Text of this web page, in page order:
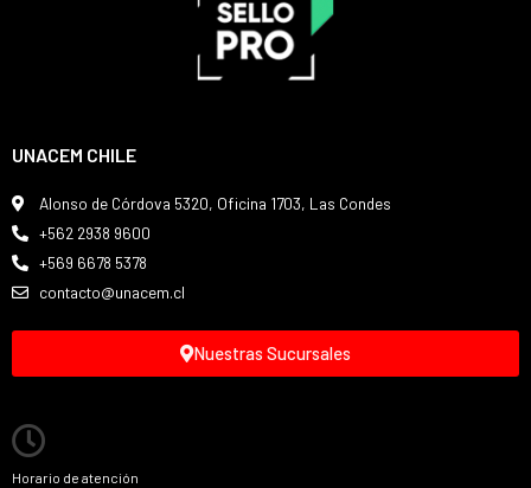
UNACEM CHILE
Alonso de Córdova 5320, Oficina 1703, Las Condes
+562 2938 9600
+569 6678 5378
contacto@unacem.cl
Nuestras Sucursales
Horario de atención